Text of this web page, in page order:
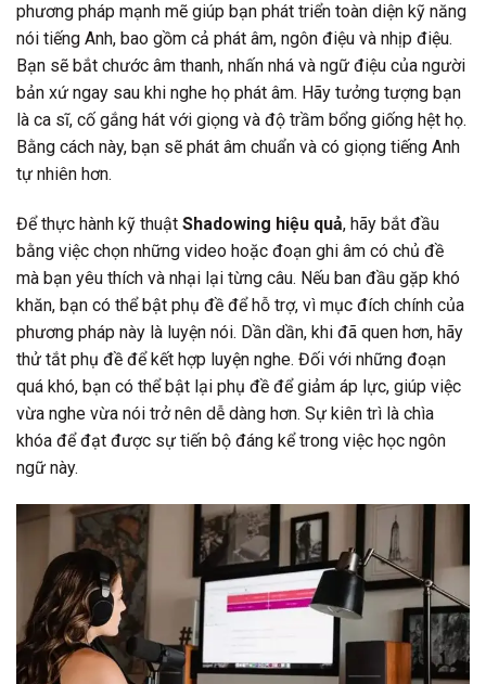
phương pháp mạnh mẽ giúp bạn phát triển toàn diện kỹ năng
nói tiếng Anh, bao gồm cả phát âm, ngôn điệu và nhịp điệu.
Bạn sẽ bắt chước âm thanh, nhấn nhá và ngữ điệu của người
bản xứ ngay sau khi nghe họ phát âm. Hãy tưởng tượng bạn
là ca sĩ, cố gắng hát với giọng và độ trầm bổng giống hệt họ.
Bằng cách này, bạn sẽ phát âm chuẩn và có giọng tiếng Anh
tự nhiên hơn.
Để thực hành kỹ thuật Shadowing hiệu quả, hãy bắt đầu
bằng việc chọn những video hoặc đoạn ghi âm có chủ đề
mà bạn yêu thích và nhại lại từng câu. Nếu ban đầu gặp khó
khăn, bạn có thể bật phụ đề để hỗ trợ, vì mục đích chính của
phương pháp này là luyện nói. Dần dần, khi đã quen hơn, hãy
thử tắt phụ đề để kết hợp luyện nghe. Đối với những đoạn
quá khó, bạn có thể bật lại phụ đề để giảm áp lực, giúp việc
vừa nghe vừa nói trở nên dễ dàng hơn. Sự kiên trì là chìa
khóa để đạt được sự tiến bộ đáng kể trong việc học ngôn
ngữ này.